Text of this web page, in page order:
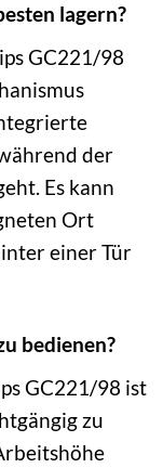
lagern?
GC221/98
der
Es kann
Ort
einer Tür
bedienen?
GC221/98 ist
zu